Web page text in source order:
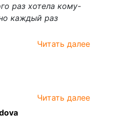
раз хотела кому-
каждый раз
Читать далее
Читать далее